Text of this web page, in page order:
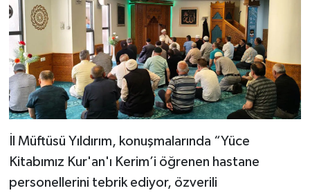
İl Müftüsü Yıldırım, konuşmalarında “Yüce
Kitabımız Kur'an'ı Kerim’i öğrenen hastane
personellerini tebrik ediyor, özverili
Erzincan Müftülüğü
Erzurum Müftülüğü
Eskişehir Müftülüğü
Gaziantep Müftülüğü
Giresun Müftülüğü
Gümüşhane Müftülüğü